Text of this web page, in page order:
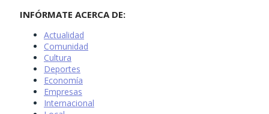
INFÓRMATE ACERCA DE:
Actualidad
Comunidad
Cultura
Deportes
Economía
Empresas
Internacional